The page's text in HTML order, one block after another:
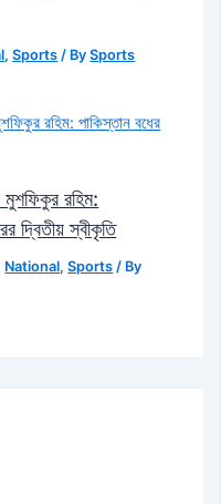
,Sports / BySports
মুশফিকুর রহিম:
দ্বিতীয় স্বীকৃতি
National,Sports / By